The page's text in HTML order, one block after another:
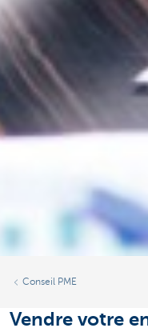
Conseil PME
Vendre votre